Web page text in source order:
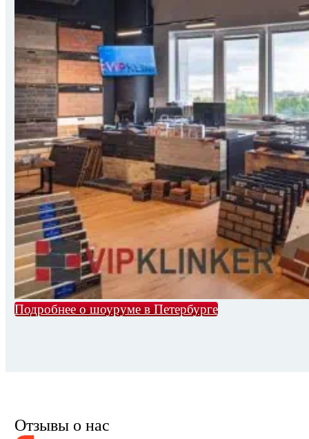
Подробнее о шоуруме в Петербурге
Отзывы о нас